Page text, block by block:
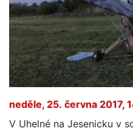
neděle, 25. června 2017,
V Uhelné na Jesenicku v